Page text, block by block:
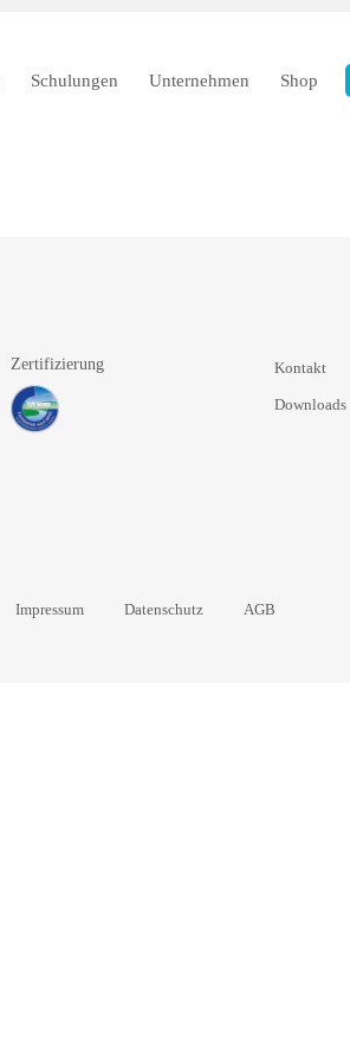
Schulungen Unternehmen Shop
Zertifizierung Kontakt
Downloads
Impressum Datenschutz AGB